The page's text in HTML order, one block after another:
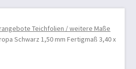
Teichfolien / weitere Maße
Schwarz 1,50 mm Fertigmaß 3,40 x